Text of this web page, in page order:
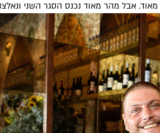
אבל מהר מאוד נכנס הסגר השני